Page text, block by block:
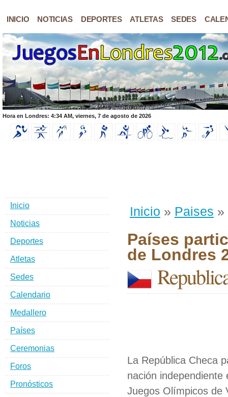
INICIO NOTICIAS DEPORTES ATLETAS SEDES
Hora en Londres: 4:34 AM, viernes, 7 de agosto de 2026
Inicio » Paises »
Países
de Londres
La República Checa
nación
Juegos Olímpicos de
Inicio
Noticias
Deportes
Atletas
Sedes
Calendario
Medallero
Países
Ceremonias
Foros
Pronósticos